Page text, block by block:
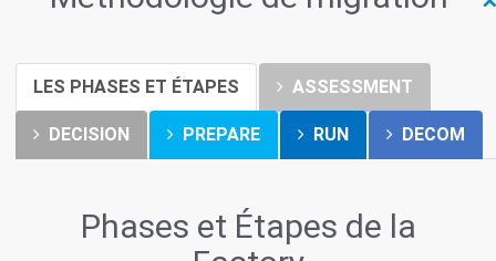
LES PHASES ET ÉTAPES ASSESSMENT
DECISION PREPARE RUN DECOM
Phases et Étapes de la